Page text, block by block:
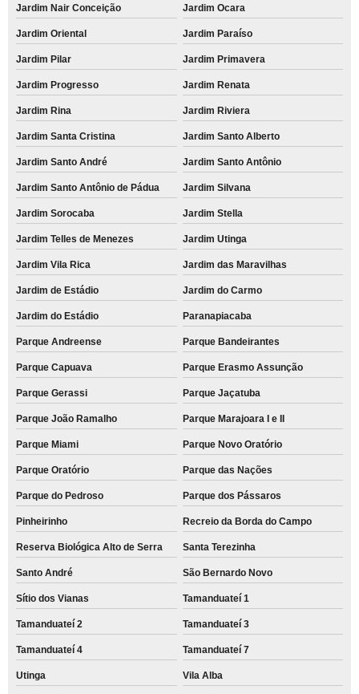
Jardim Nair Conceição Jardim Ocara
Jardim Oriental Jardim Paraíso
Jardim Pilar Jardim Primavera
Jardim Progresso Jardim Renata
Jardim Rina Jardim Riviera
Jardim Santa Cristina Jardim Santo Alberto
Jardim Santo André Jardim Santo Antônio
Jardim Santo Antônio de Pádua Jardim Silvana
Jardim Sorocaba Jardim Stella
Jardim Telles de Menezes Jardim Utinga
Jardim Vila Rica Jardim das Maravilhas
Jardim de Estádio Jardim do Carmo
Jardim do Estádio Paranapiacaba
Parque Andreense Parque Bandeirantes
Parque Capuava Parque Erasmo Assunção
Parque Gerassi Parque Jaçatuba
Parque João Ramalho Parque Marajoara I e II
Parque Miami Parque Novo Oratório
Parque Oratório Parque das Nações
Parque do Pedroso Parque dos Pássaros
Pinheirinho Recreio da Borda do Campo
Reserva Biológica Alto de Serra Santa Terezinha
Santo André São Bernardo Novo
Sítio dos Vianas Tamanduateí 1
Tamanduateí 2 Tamanduateí 3
Tamanduateí 4 Tamanduateí 7
Utinga Vila Alba